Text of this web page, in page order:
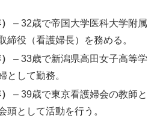
– 32歳で帝国大学医科大学附属
締役（看護婦長）を務める。
– 33歳で新潟県高田女子高等学
として勤務。
– 39歳で東京看護婦会の教師と
頭として活動を行う。